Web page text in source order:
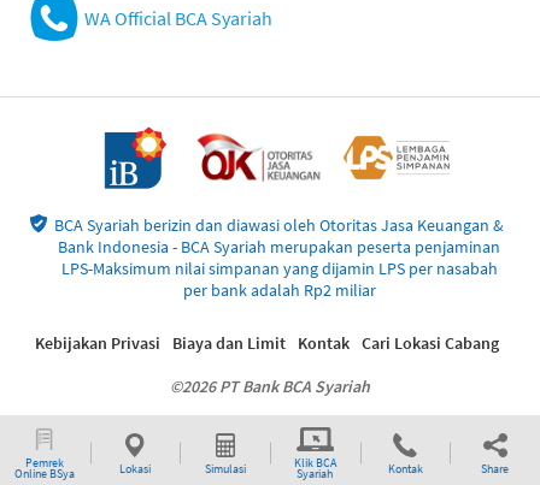
Pemrek
Online BSya Lokasi Simulasi Klik BCA
Syariah Kontak Share
WA Official BCA Syariah
BCA Syariah berizin dan diawasi oleh Otoritas Jasa Keuangan &
Bank Indonesia - BCA Syariah merupakan peserta penjaminan
LPS-Maksimum nilai simpanan yang dijamin LPS per nasabah
per bank adalah Rp2 miliar
©2026 PT Bank BCA Syariah
Kebijakan Privasi Biaya dan Limit Kontak Cari Lokasi Cabang